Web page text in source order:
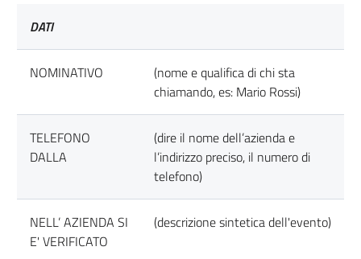
DATI
NOMINATIVO
(nome e qualifica di chi sta
chiamando, es: Mario Rossi)
TELEFONO
DALLA
(dire il nome dell’azienda e
l’indirizzo preciso, il numero di
telefono)
NELL’ AZIENDA SI
E' VERIFICATO
(descrizione sintetica dell'evento)